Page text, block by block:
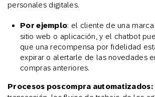
personales digitales.
Por ejemplo: el cliente de una
sitio web o aplicación, y el chatbot
que una recompensa por fidelidad
expirar o alertarle de las novedades
compras anteriores.
Procesos poscompra automatizados: